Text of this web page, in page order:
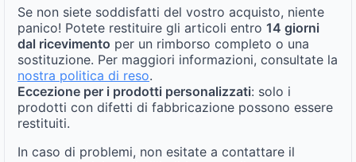
Se non siete soddisfatti del vostro acquisto, niente
panico! Potete restituire gli articoli entro 14 giorni
dal ricevimento per un rimborso completo o una
sostituzione. Per maggiori informazioni, consultate la
nostra politica di reso.
Eccezione per i prodotti personalizzati: solo i
prodotti con difetti di fabbricazione possono essere
restituiti.
In caso di problemi, non esitate a contattare il